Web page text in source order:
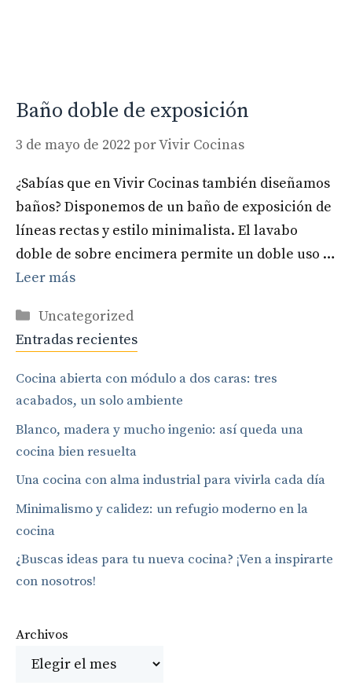
Baño doble de exposición
3 de mayo de 2022 porVivir Cocinas
¿Sabías que en Vivir Cocinas también diseñamos
baños? Disponemos de un baño de exposición de
líneas rectas y estilo minimalista. El lavabo
doble de sobre encimera permite un doble uso …
Leer más
Categorías
Uncategorized
Entradas recientes
Cocina abierta con módulo a dos caras: tres
acabados, un solo ambiente
Blanco, madera y mucho ingenio: así queda una
cocina bien resuelta
Una cocina con alma industrial para vivirla cada día
Minimalismo y calidez: un refugio moderno en la
cocina
¿Buscas ideas para tu nueva cocina? ¡Ven a inspirarte
con nosotros!
Archivos